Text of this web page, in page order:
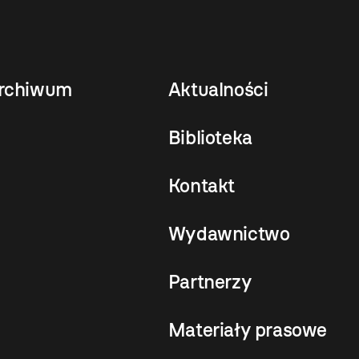
Aktualności
Biblioteka
Kontakt
Wydawnictwo
Partnerzy
Materiały prasowe